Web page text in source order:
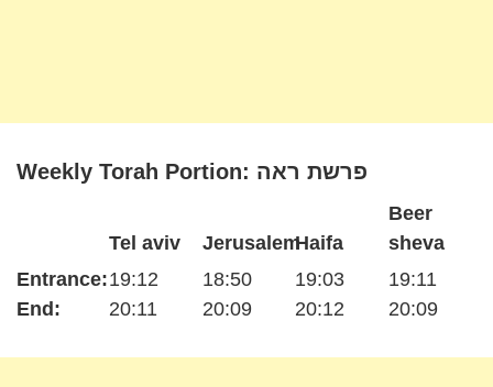
Weekly Torah Portion: פרשת ראה
Entrance:
End:
Tel aviv
19:12
20:11
Jerusalem
18:50
20:09
Haifa
19:03
20:12
Beer
sheva
19:11
20:09